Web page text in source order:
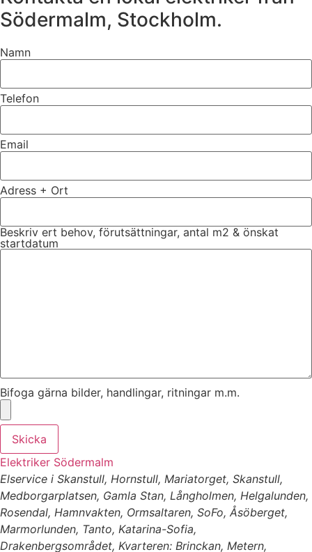
Södermalm, Stockholm.
Namn
Telefon
Email
Adress + Ort
Beskriv ert behov, förutsättningar, antal m2 & önskat
startdatum
Bifoga gärna bilder, handlingar, ritningar m.m.
Skicka
Elektriker Södermalm
Elservice i Skanstull, Hornstull, Mariatorget, Skanstull,
Medborgarplatsen, Gamla Stan, Långholmen, Helgalunden,
Rosendal, Hamnvakten, Ormsaltaren, SoFo, Åsöberget,
Marmorlunden, Tanto, Katarina-Sofia,
Drakenbergsområdet, Kvarteren: Brinckan, Metern,